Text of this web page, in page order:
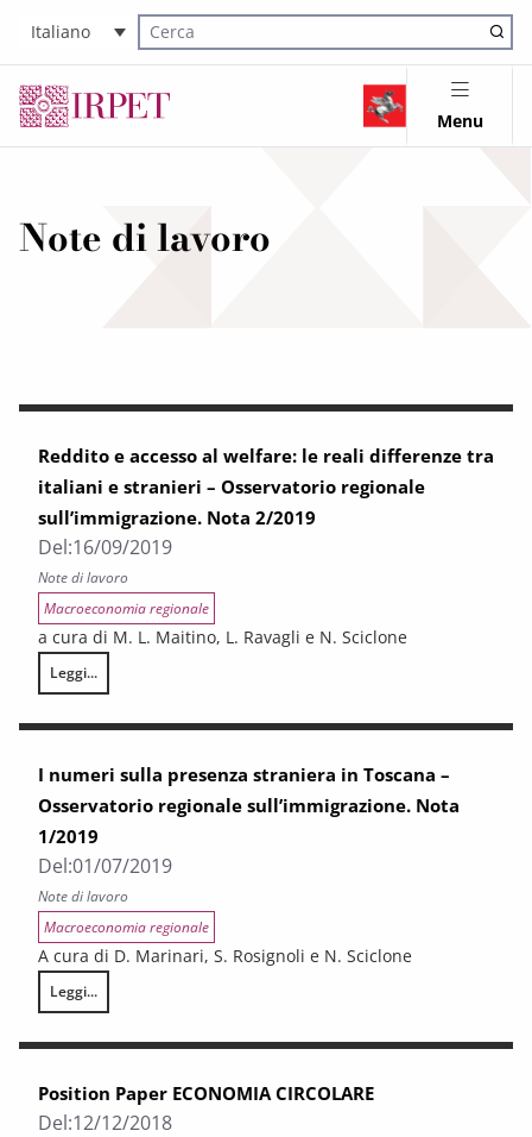
Italiano
Cerca nel sito
Menu
Note di lavoro
Reddito e accesso al welfare: le reali differenze tra
italiani e stranieri – Osservatorio regionale
sull’immigrazione. Nota 2/2019
Del:16/09/2019
Note di lavoro
Macroeconomia regionale
a cura di M. L. Maitino, L. Ravagli e N. Sciclone
Leggi...
Reddito e accesso al welfare: le reali differenze tra italiani e stranieri
I numeri sulla presenza straniera in Toscana –
Osservatorio regionale sull’immigrazione. Nota
1/2019
Del:01/07/2019
Note di lavoro
Macroeconomia regionale
A cura di D. Marinari, S. Rosignoli e N. Sciclone
Leggi...
I numeri sulla presenza straniera in Toscana – Osservatorio regionale
Position Paper ECONOMIA CIRCOLARE
Del:12/12/2018